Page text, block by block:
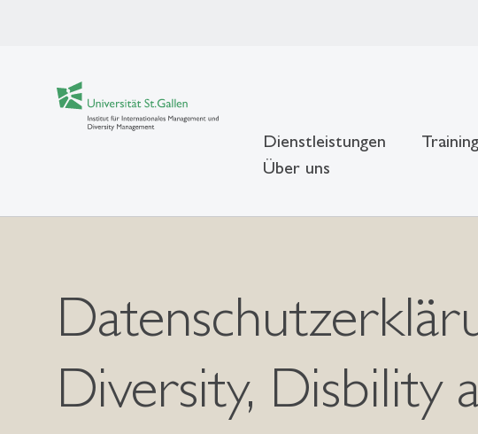
Dienstleistungen
Über uns
Diversity, Disbility